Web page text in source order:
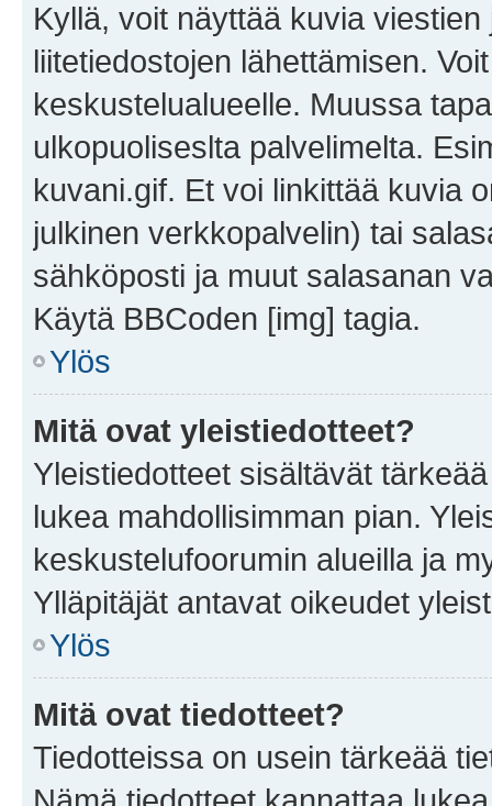
Kyllä, voit näyttää kuvia
liitetiedostojen lähettämisen.
keskustelualueelle. Muussa
ulkopuoliseslta palvelimelta.
kuvani.gif. Et voi linkittää kuvia
julkinen verkkopalvelin) tai
sähköposti ja muut salasanan
Käytä BBCoden [img] tagia.
Ylös
Mitä ovat yleistiedotteet?
Yleistiedotteet sisältävät
lukea mahdollisimman pian.
keskustelufoorumin alueilla ja
Ylläpitäjät antavat oikeudet
Ylös
Mitä ovat tiedotteet?
Tiedotteissa on usein tärkeää